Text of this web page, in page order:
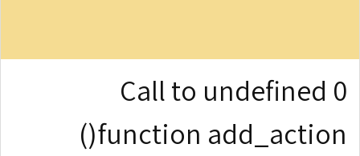
0 Call to undefined
function add_action()